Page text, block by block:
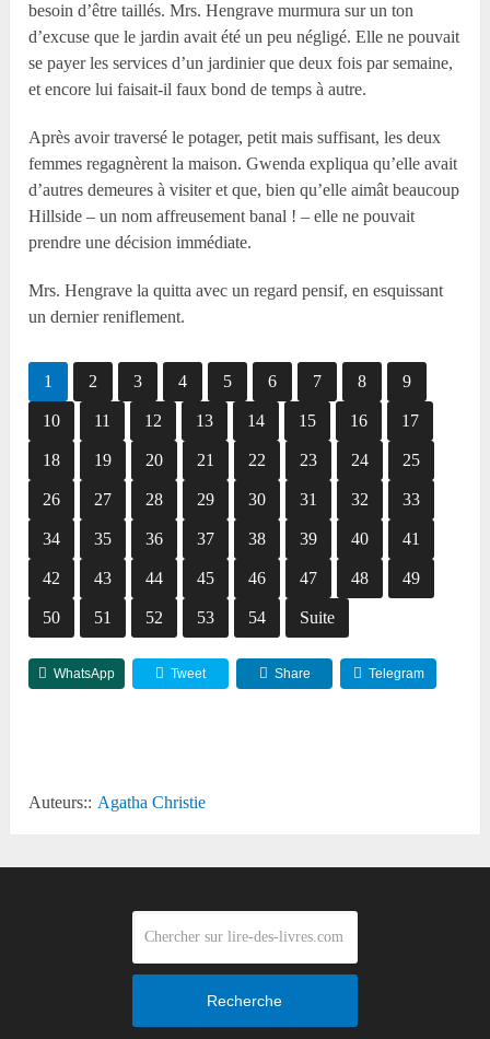
besoin d’être taillés. Mrs. Hengrave murmura sur un ton
d’excuse que le jardin avait été un peu négligé. Elle ne pouvait
se payer les services d’un jardinier que deux fois par semaine,
et encore lui faisait-il faux bond de temps à autre.
Après avoir traversé le potager, petit mais suffisant, les deux
femmes regagnèrent la maison. Gwenda expliqua qu’elle avait
d’autres demeures à visiter et que, bien qu’elle aimât beaucoup
Hillside – un nom affreusement banal ! – elle ne pouvait
prendre une décision immédiate.
Mrs. Hengrave la quitta avec un regard pensif, en esquissant
un dernier reniflement.
1 2 3 4 5 6 7 8 9
10 11 12 13 14 15 16 17
18 19 20 21 22 23 24 25
26 27 28 29 30 31 32 33
34 35 36 37 38 39 40 41
42 43 44 45 46 47 48 49
50 51 52 53 54 Suite
WhatsApp Tweet Share Telegram
Auteurs:: Agatha Christie
Recherche